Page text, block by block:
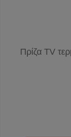
Πρίζα TV